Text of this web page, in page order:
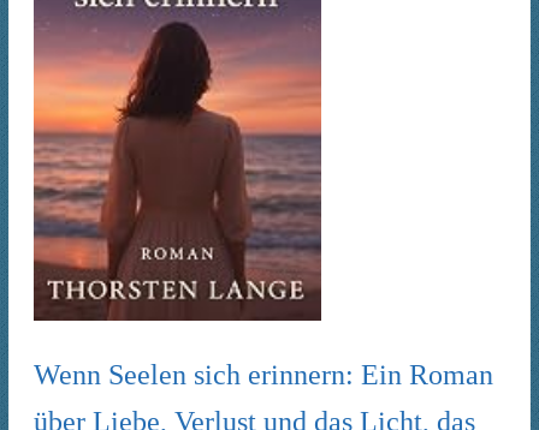
Wenn Seelen sich erinnern: Ein Roman
über Liebe, Verlust und das Licht, das